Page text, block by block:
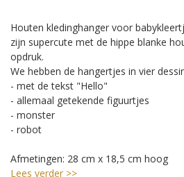
Houten kledinghanger voor
zijn supercute met de hippe blanke
opdruk.
We hebben de hangertjes in vier
- met de tekst "Hello"
- allemaal getekende figuurtjes
- monster
- robot
Afmetingen: 28 cm x 18,5 cm hoog
Lees verder >>